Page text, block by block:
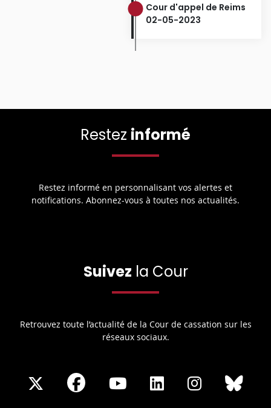
Cour d'appel de Reims
02-05-2023
Restez informé
Restez informé en personnalisant vos alertes et
notifications. Abonnez-vous à toutes nos actualités.
Suivez la Cour
Retrouvez toute l’actualité de la Cour de cassation sur les
réseaux sociaux.
ShareShare
Share
Share
Share